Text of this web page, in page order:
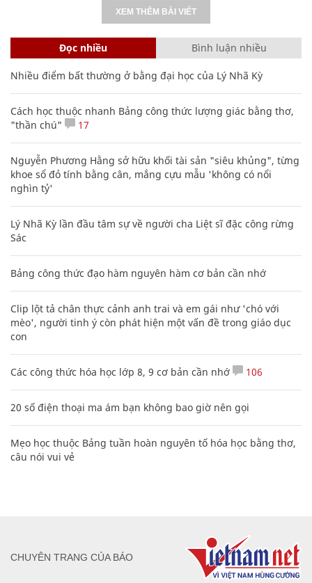
XEM THÊM BÀI VIẾT
Đọc nhiều Bình luận nhiều
Nhiều điểm bất thường ở bằng đại học của Lý Nhã Kỳ
Cách học thuộc nhanh Bảng công thức lượng giác bằng thơ,
"thần chú"
17
Nguyễn Phương Hằng sở hữu khối tài sản "siêu khủng", từng
khoe sổ đỏ tính bằng cân, mắng cựu mẫu 'không có nổi
nghìn tỷ'
Lý Nhã Kỳ lần đầu tâm sự về người cha Liệt sĩ đặc công rừng
Sác
Bảng công thức đạo hàm nguyên hàm cơ bản cần nhớ
Clip lột tả chân thực cảnh anh trai và em gái như 'chó với
mèo', người tinh ý còn phát hiện một vấn đề trong giáo dục
con
Các công thức hóa học lớp 8, 9 cơ bản cần nhớ 106
20 số điện thoại ma ám bạn không bao giờ nên gọi
Mẹo học thuộc Bảng tuần hoàn nguyên tố hóa học bằng thơ,
câu nói vui vẻ
CHUYÊN TRANG CỦA BÁO